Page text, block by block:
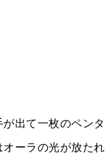
出て一枚のペン
ーラの光が放た